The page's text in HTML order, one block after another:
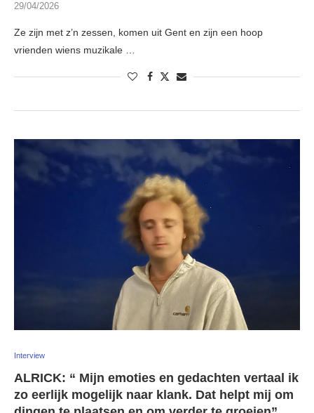
29/04/2026
Ze zijn met z’n zessen, komen uit Gent en zijn een hoop
vrienden wiens muzikale …
Interview
ALRICK: “ Mijn emoties en gedachten vertaal ik
zo eerlijk mogelijk naar klank. Dat helpt mij om